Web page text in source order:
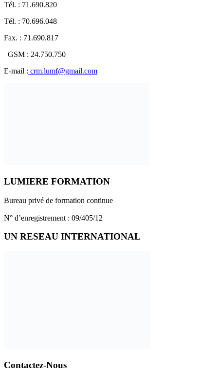
Tél. : 71.690.820
Tél. : 70.696.048
Fax. : 71.690.817
GSM : 24.750.750
E-mail : crm.lumf@gmail.com
LUMIERE FORMATION
Bureau privé de formation continue
N° d’enregistrement : 09/405/12
UN RESEAU INTERNATIONAL
Contactez-Nous